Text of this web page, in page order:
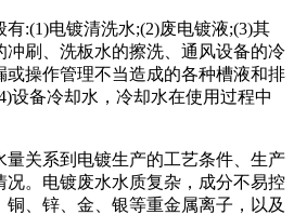
:(1)电镀清洗水;(2)废电镀液;(3)其
冲刷、洗板水的擦洗、通风设备的冷
或操作管理不当造成的各种槽液和排
设备冷却水，冷却水在使用过程中
关系到电镀生产的工艺条件、生产
况。电镀废水水质复杂，成分不易控
、锌、金、银等重金属离子，以及